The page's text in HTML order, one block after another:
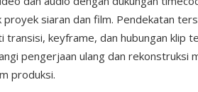
proyek siaran dan film. Pendekatan
transisi, keyframe, dan hubungan klip
pengerjaan ulang dan rekonstruksi
produksi.